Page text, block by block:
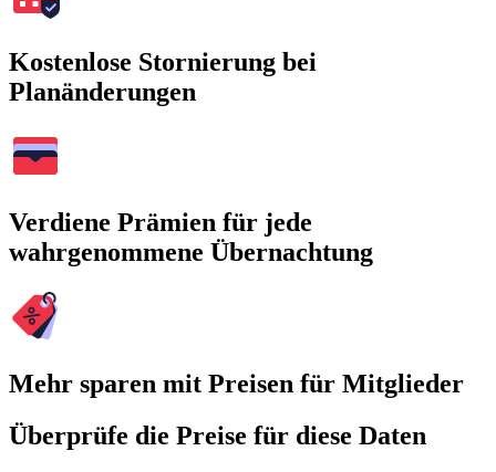
Kostenlose Stornierung bei
Planänderungen
Verdiene Prämien für jede
wahrgenommene Übernachtung
Mehr sparen mit Preisen für Mitglieder
Überprüfe die Preise für diese Daten